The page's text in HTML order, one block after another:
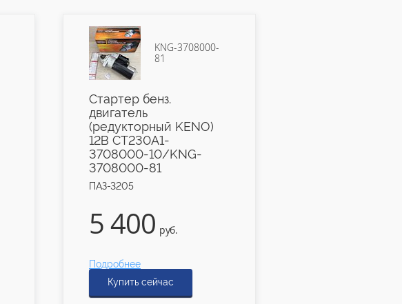
KNG-3708000-
81
Стартер бенз.
двигатель
(редукторный KENO)
12В СТ230А1-
3708000-10/KNG-
3708000-81
ПАЗ-3205
5 400 руб.
Подробнее
Купить сейчас